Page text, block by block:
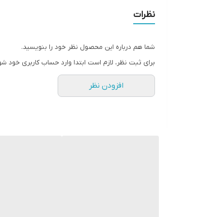
نظرات
شما هم درباره این محصول نظر خود را بنویسید.
برای ثبت نظر، لازم است ابتدا وارد حساب کاربری خود
افزودن نظر